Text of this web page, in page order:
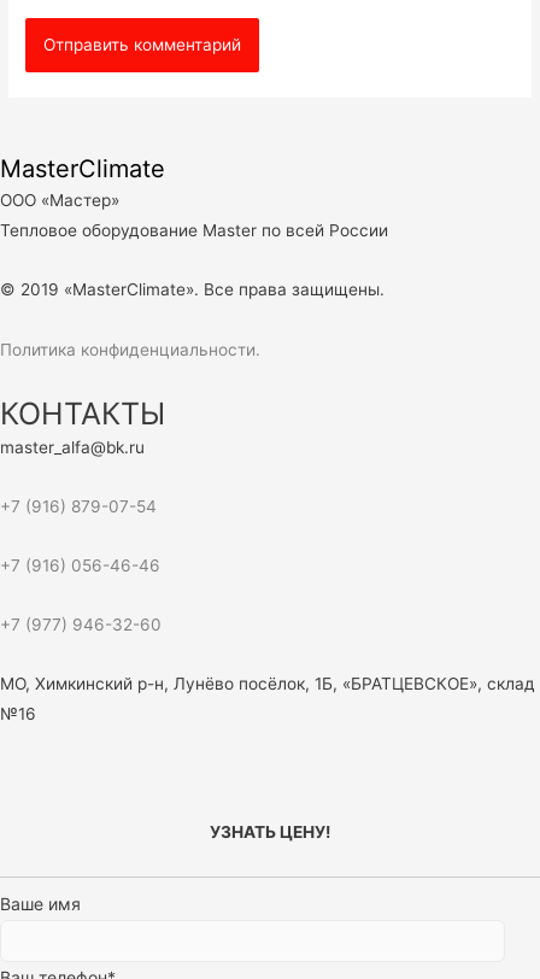
MasterClimate
ООО «Мастер»
Тепловое оборудование Master по всей России
© 2019 «MasterClimate». Все права защищены.
Политика конфиденциальности.
КОНТАКТЫ
master_alfa@bk.ru
+7 (916) 879-07-54
+7 (916) 056-46-46
+7 (977) 946-32-60
МО, Химкинский р-н, Лунёво посёлок, 1Б, «БРАТЦЕВСКОЕ», склад
№16
УЗНАТЬ ЦЕНУ!
Ваше имя